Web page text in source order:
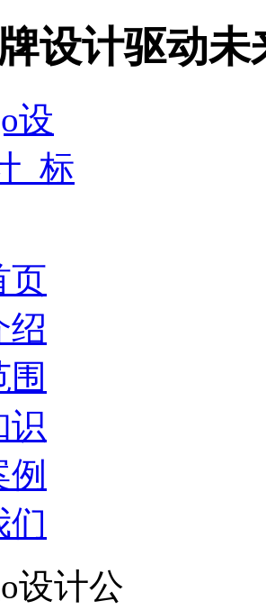
设计驱动未
页
绍
围
识
们